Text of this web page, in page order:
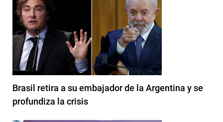
Brasil retira a su embajador de la Argentina y se
profundiza la crisis